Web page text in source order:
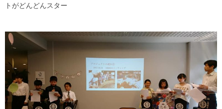
トがどんどんスター